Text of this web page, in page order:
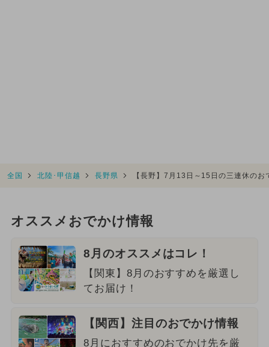
全国 北陸･甲信越 長野県 【長野】7月13日～15日の三連休の
オススメおでかけ情報
8月のオススメはコレ！
【関東】8月のおすすめを厳選し
てお届け！
【関西】注目のおでかけ情報
8月におすすめのおでかけ先を厳